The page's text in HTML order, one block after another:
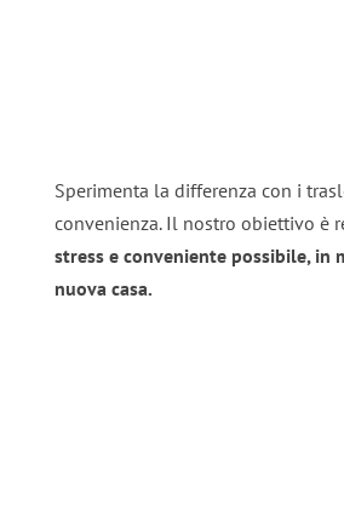
Sperimenta la differenza con i
convenienza. Il nostro obiettivo è
stress e conveniente possibile, in
nuova casa.